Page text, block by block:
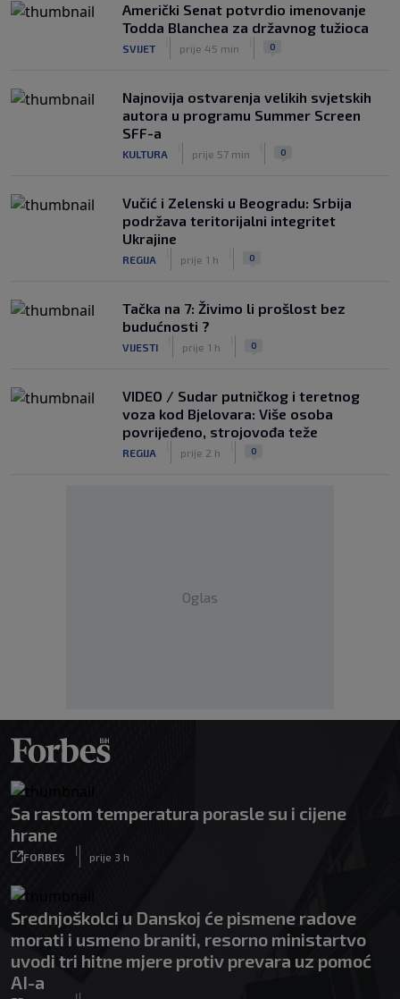
Američki Senat potvrdio imenovanje
Todda Blanchea za državnog tužioca
SVIJET prije 45 min 0
Najnovija ostvarenja velikih svjetskih
autora u programu Summer Screen
SFF-a
KULTURA prije 57 min 0
Vučić i Zelenski u Beogradu: Srbija
podržava teritorijalni integritet
Ukrajine
REGIJA prije 1 h 0
Tačka na 7: Živimo li prošlost bez
budućnosti ?
VIJESTI prije 1 h 0
VIDEO / Sudar putničkog i teretnog
voza kod Bjelovara: Više osoba
povrijeđeno, strojovođa teže
REGIJA prije 2 h 0
Oglas
Sa rastom temperatura porasle su i cijene
hrane
FORBES
|
prije 3 h
Srednjoškolci u Danskoj će pismene radove
morati i usmeno braniti, resorno ministartvo
uvodi tri hitne mjere protiv prevara uz pomoć
AI-a